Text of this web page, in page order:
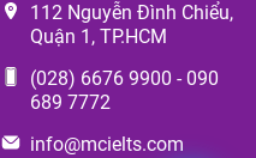
112 Nguyễn Đình Chiểu,
Quận 1, TP.HCM
(028) 6676 9900 - 090
689 7772
info@mcielts.com